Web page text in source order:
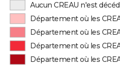
Aucun CREAU n'est
Département où les
Département où les
Département où les
Département où les